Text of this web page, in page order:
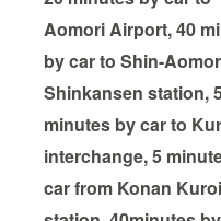
Aomori Airport, 40
by car to Shin-
Shinkansen station,
minutes by car to
interchange, 5
car from Konan